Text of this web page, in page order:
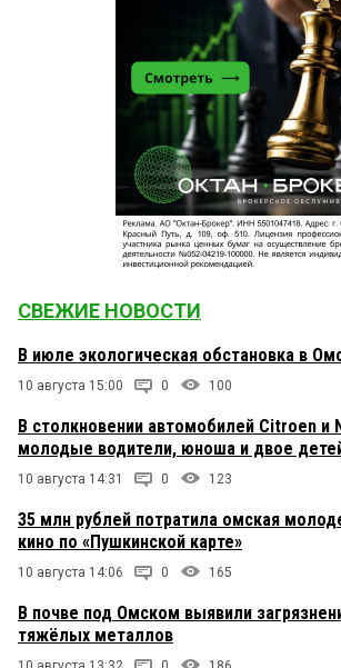
СВЕЖИЕ НОВОСТИ
В июле экологическая обстановка в
10 августа 15:00 0 100
В столкновении автомобилей Citroen и
молодые водители, юноша и двое
10 августа 14:31 0 123
35 млн рублей потратила омская
кино по «Пушкинской карте»
10 августа 14:06 0 165
В почве под Омском выявили
тяжёлых металлов